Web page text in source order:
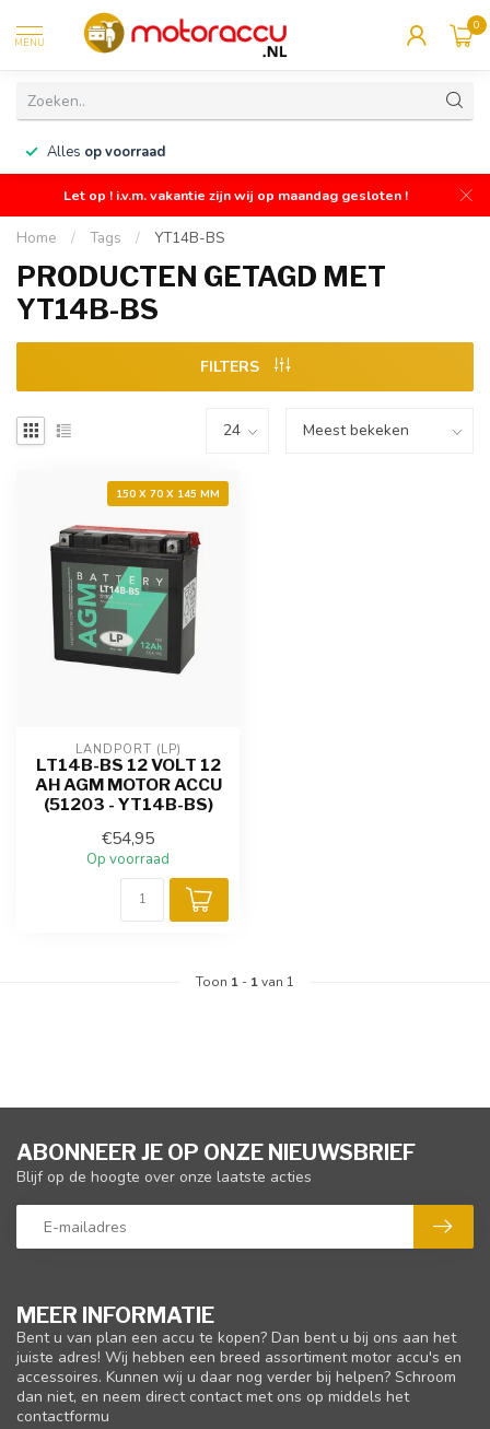
MENU
0
Alles op voorraad
Let op ! i.v.m. vakantie zijn wij op maandag gesloten !
Home / Tags / YT14B-BS
PRODUCTEN GETAGD MET
YT14B-BS
FILTERS
150 X 70 X 145 MM
LANDPORT (LP)
LT14B-BS 12 VOLT 12
AH AGM MOTOR ACCU
(51203 - YT14B-BS)
€54,95
Op voorraad
Toon 1 - 1van 1
MEER INFORMATIE
Bent u van plan een accu te kopen? Dan bent u bij ons aan het
juiste adres! Wij hebben een breed assortiment motor accu's en
accessoires. Kunnen wij u daar nog verder bij helpen? Schroom
dan niet, en neem direct contact met ons op middels het
contactformu
ABONNEER JE OP ONZE NIEUWSBRIEF
Blijf op de hoogte over onze laatste acties